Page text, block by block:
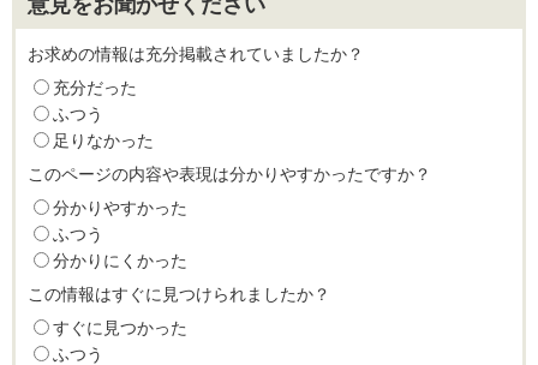
お求めの情報は充分掲載されていましたか？
充分だった
ふつう
足りなかった
このページの内容や表現は分かりやすかったですか？
分かりやすかった
ふつう
分かりにくかった
この情報はすぐに見つけられましたか？
すぐに見つかった
ふつう